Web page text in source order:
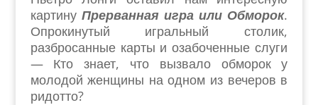
картину Прерванная игра или Обморок.
Опрокинутый игральный столик,
разбросанные карты и озабоченные слуги
— Кто знает, что вызвало обморок у
молодой женщины на одном из вечеров в
ридотто?